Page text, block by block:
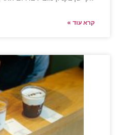
קרא עוד »